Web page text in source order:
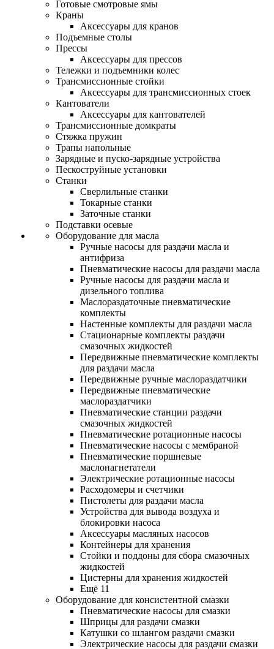
Готовые смотровые ямы
Краны
Аксессуары для кранов
Подъемные столы
Прессы
Аксессуары для прессов
Тележки и подъемники колес
Трансмиссионные стойки
Аксессуары для трансмиссионных стоек
Кантователи
Аксессуары для кантователей
Трансмиссионные домкраты
Стяжка пружин
Трапы напольные
Зарядные и пуско-зарядные устройства
Пескоструйные установки
Станки
Сверлильные станки
Токарные станки
Заточные станки
Подставки осевые
Оборудование для масла
Ручные насосы для раздачи масла и
антифриза
Пневматические насосы для раздачи масла
Ручные насосы для раздачи масла и
дизельного топлива
Маслораздаточные пневматические
комплекты
Настенные комплекты для раздачи масла
Стационарные комплекты раздачи
смазочных жидкостей
Передвижные пневматические комплекты
для раздачи масла
Передвижные ручные маслораздатчики
Передвижные пневматические
маслораздатчики
Пневматические станции раздачи
смазочных жидкостей
Пневматические ротационные насосы
Пневматические насосы с мембраной
Пневматические поршневые
маслонагнетатели
Электрические ротационные насосы
Расходомеры и счетчики
Пистолеты для раздачи масла
Устройства для вывода воздуха и
блокировки насоса
Аксессуары масляных насосов
Контейнеры для хранения
Стойки и поддоны для сбора смазочных
жидкостей
Цистерны для хранения жидкостей
Ещё 11
Оборудование для консистентной смазки
Пневматические насосы для смазки
Шприцы для раздачи смазки
Катушки со шлангом раздачи смазки
Электрические насосы для раздачи смазки